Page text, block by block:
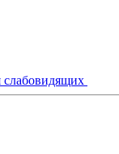
слабовидящих